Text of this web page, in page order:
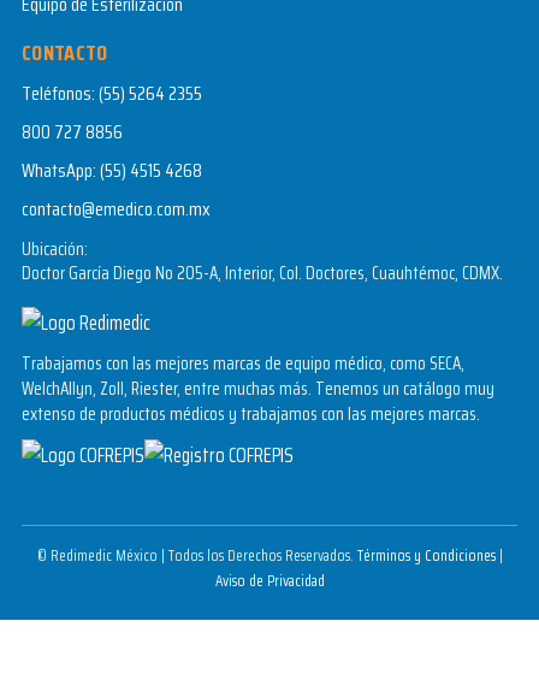
CONTACTO
Teléfonos:(55) 5264 2355
800 727 8856
WhatsApp:(55) 4515 4268
contacto@emedico.com.mx
Ubicación:
Doctor García Diego No 205-A, Interior, Col. Doctores, Cuauhtémoc, CDMX.
Trabajamos con las mejores marcas de equipo médico, como SECA,
WelchAllyn, Zoll, Riester, entre muchas más. Tenemos un catálogo muy
extenso de productos médicos y trabajamos con las mejores marcas.
© Redimedic México | Todos los Derechos Reservados.Términos y Condiciones|
Aviso de Privacidad